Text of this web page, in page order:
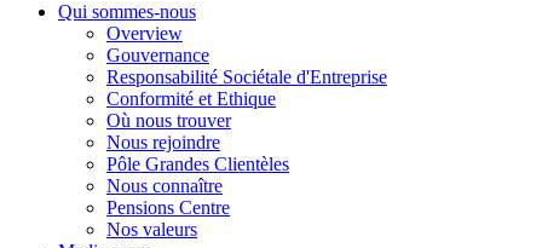
Qui sommes-nous
Overview
Gouvernance
Responsabilité Sociétale d'Entreprise
Conformité et Ethique
Où nous trouver
Nous rejoindre
Pôle Grandes Clientèles
Nous connaître
Pensions Centre
Nos valeurs